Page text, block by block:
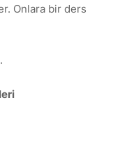
Onlara bir ders